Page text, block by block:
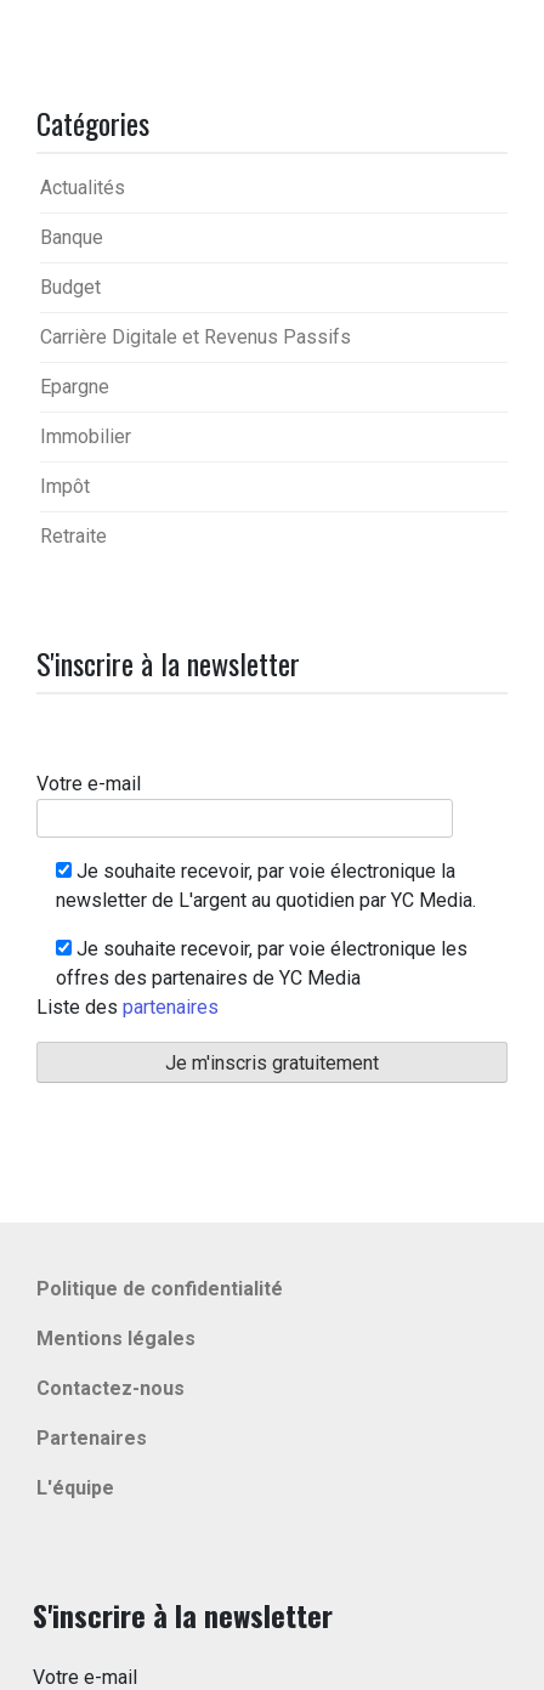
Catégories
Actualités
Banque
Budget
Carrière Digitale et Revenus Passifs
Epargne
Immobilier
Impôt
Retraite
S'inscrire à la newsletter
Votre e-mail
Je souhaite recevoir, par voie électronique la
newsletter de L'argent au quotidien par YC Media.
Je souhaite recevoir, par voie électronique les
offres des partenaires de YC Media
Liste des partenaires
Politique de confidentialité
Mentions légales
Contactez-nous
Partenaires
L'équipe
S'inscrire à la newsletter
Votre e-mail